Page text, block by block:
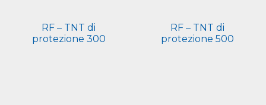
RF – TNT di
protezione 300
RF – TNT di
protezione 500